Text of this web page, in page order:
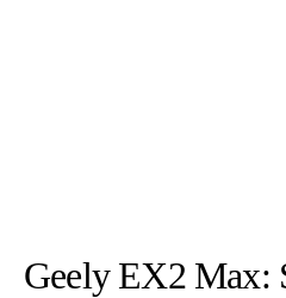
Geely EX2 Max: